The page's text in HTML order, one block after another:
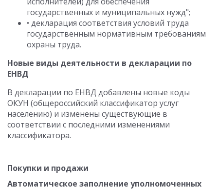
государственных и муниципальных нужд";
• декларация соответствия условий труда
государственным нормативным требованиям
охраны труда.
Новые виды деятельности в декларации по
ЕНВД
В декларации по ЕНВД добавлены новые коды
ОКУН (общероссийский классификатор услуг
населению) и изменены существующие в
соответствии с последними изменениями
классификатора.
Покупки и продажи
Автоматическое заполнение уполномоченных